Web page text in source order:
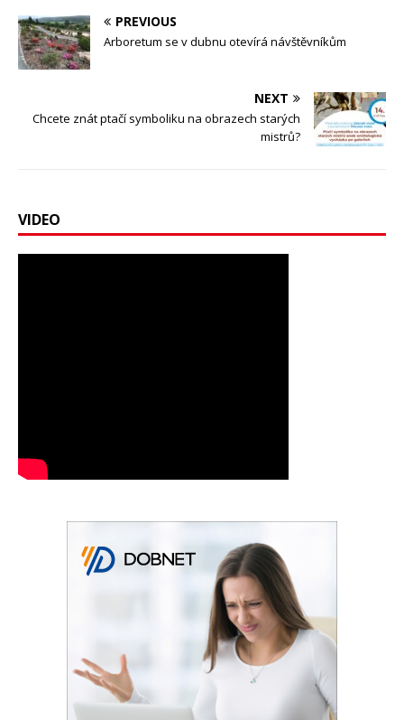
PREVIOUS
Arboretum se v dubnu otevírá návštěvníkům
NEXT
Chcete znát ptačí symboliku na obrazech starých
mistrů?
VIDEO